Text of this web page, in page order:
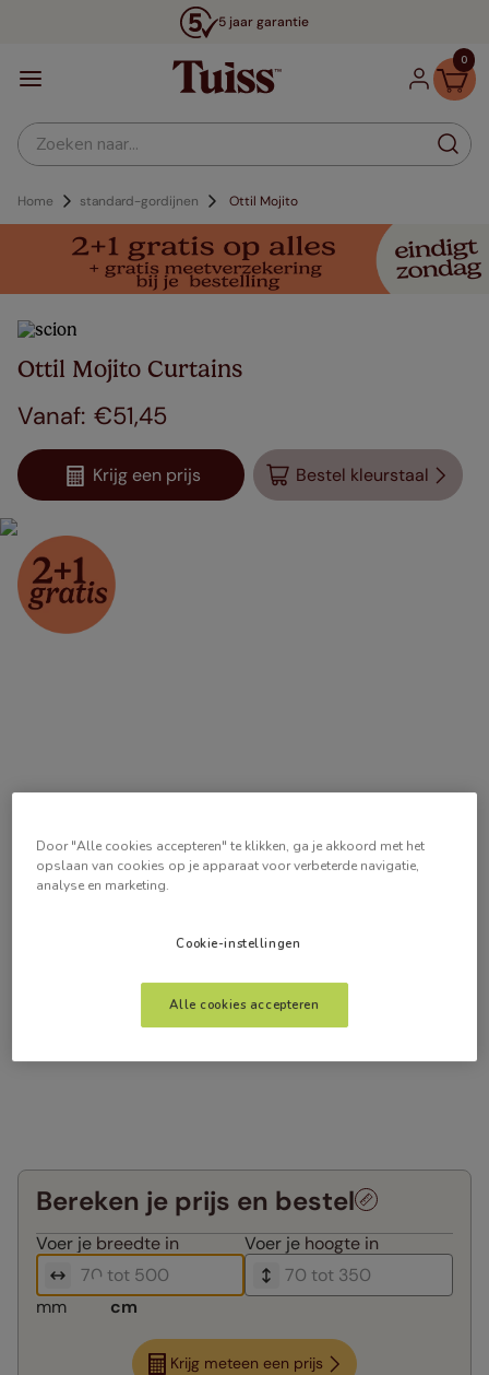
5 jaar garantie
0
Zoeken naar...
Home standard-gordijnen Ottil Mojito
Ottil Mojito Curtains
€51,45
Krijg een prijs Bestel kleurstaal
Bereken je prijs en bestel
Voer je breedte in Voer je hoogte in
mm cm
Krijg meteen een prijs
Door "Alle cookies accepteren" te klikken, ga je akkoord met het
opslaan van cookies op je apparaat voor verbeterde navigatie,
analyse en marketing.
Cookie-instellingen
Alle cookies accepteren